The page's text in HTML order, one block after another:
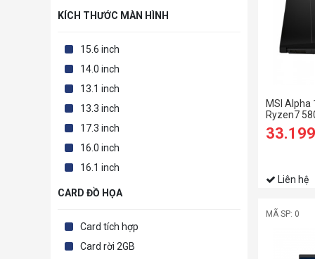
KÍCH THƯỚC MÀN HÌNH
15.6 inch
14.0 inch
13.1 inch
13.3 inch
17.3 inch
16.0 inch
16.1 inch
CARD ĐỒ HỌA
Card tích hợp
Card rời 2GB
MSI Alpha
Ryzen7
/512GB
17.3"
Liên hệ
MÃ SP: 0